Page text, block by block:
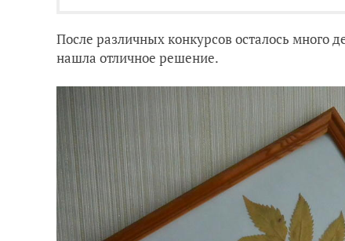
После различных конкурсов осталось много
нашла отличное решение.